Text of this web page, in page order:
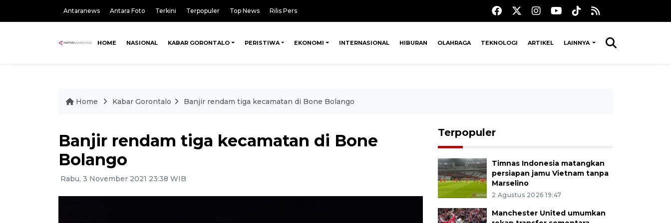
Antaranews Antara Foto Terkini Terpopuler Top News Rilis Pers
HOME NASIONAL KABAR GORONTALO PERISTIWA EKONOMI INTERNASIONAL HIBURAN OLAHRAGA TEKNOLOGI ARTIKEL LAINNYA
Home Kabar Gorontalo Banjir rendam tiga kecamatan di Bone Bolango
Banjir rendam tiga kecamatan di Bone
Bolango
Rabu, 3 November 2021 23:38 WIB
Terpopuler
Timnas Indonesia matangkan
persiapan jamu Vietnam tanpa
Marselino
2 Agustus 2026 19:47
Manchester United umumkan